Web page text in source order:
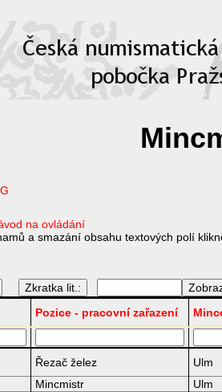
na ovládání
a smazání obsahu textových polí
Zkratka lit.:
Pozice - pracovní zařazení
Řezač želez
Ulm
Mincmistr
Ulm